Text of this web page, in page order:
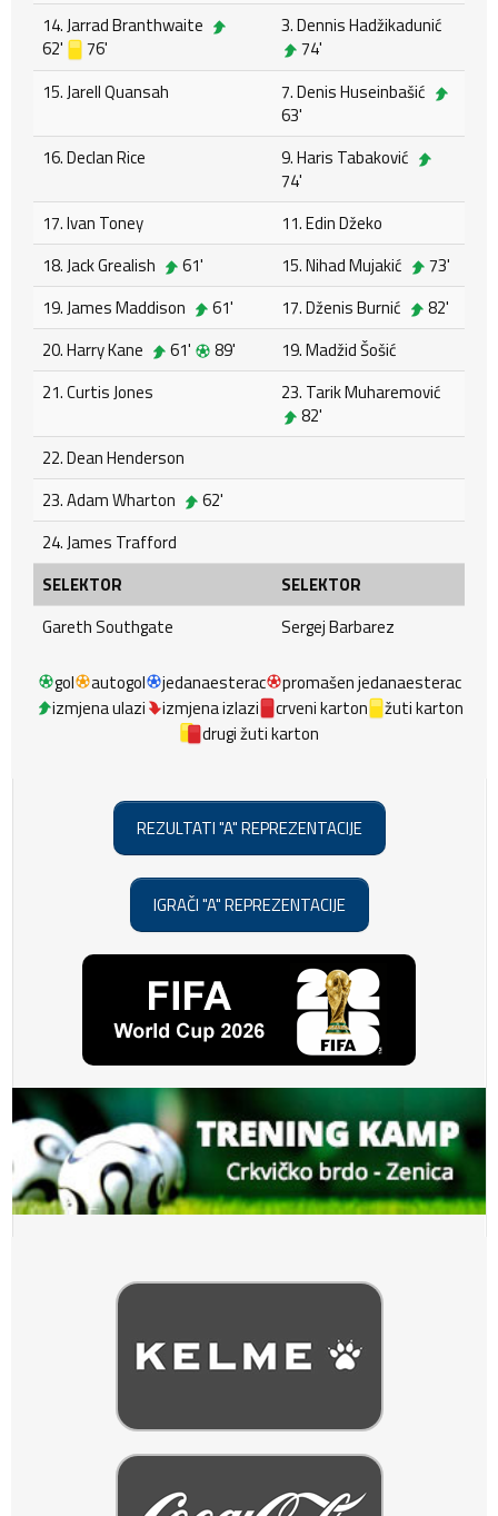
14. Jarrad Branthwaite
62'
76'
3. Dennis Hadžikadunić
74'
15. Jarell Quansah
7. Denis Huseinbašić
63'
16. Declan Rice
9. Haris Tabaković
74'
17. Ivan Toney
11. Edin Džeko
18. Jack Grealish
61' 15. Nihad Mujakić
73'
19. James Maddison
61' 17. Dženis Burnić
82'
20. Harry Kane
61' 89'
19. Madžid Šošić
21. Curtis Jones
23. Tarik Muharemović
82'
22. Dean Henderson
23. Adam Wharton
62'
24. James Trafford
SELEKTOR
SELEKTOR
Gareth Southgate
Sergej Barbarez
gol autogol jedanaesterac
promašen jedanaesterac
izmjena ulazi
izmjena izlazi crveni karton
žuti karton
drugi žuti karton
REZULTATI "A" REPREZENTACIJE
IGRAČI "A" REPREZENTACIJE